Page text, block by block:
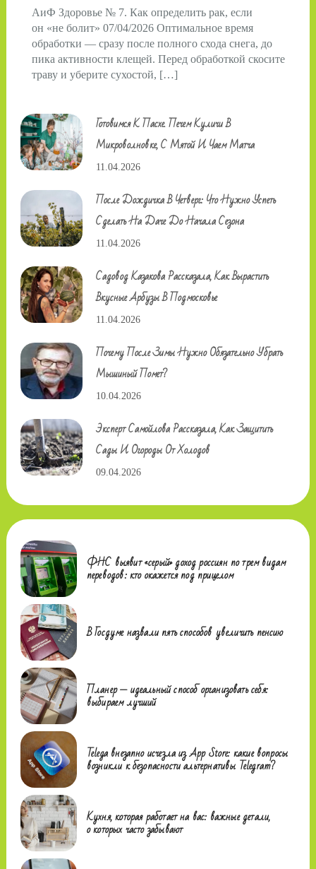
АиФ Здоровье № 7. Как определить рак, если
он «не болит» 07/04/2026 Оптимальное время
обработки — сразу после полного схода снега, до
пика активности клещей. Перед обработкой скосите
траву и уберите сухостой, […]
Готовимся К Пасхе. Печем Куличи В
Микроволновке, С Мятой И Чаем Матча
11.04.2026
После Дождичка В Четверг: Что Нужно Успеть
Сделать На Даче До Начала Сезона
11.04.2026
Садовод Казакова Рассказала, Как Вырастить
Вкусные Арбузы В Подмосковье
11.04.2026
Почему После Зимы Нужно Обязательно Убрать
Мышиный Помет?
10.04.2026
Эксперт Самойлова Рассказала, Как Защитить
Сады И Огороды От Холодов
09.04.2026
ФНС выявит «серый» доход россиян по трем видам
переводов: кто окажется под прицелом
В Госдуме назвали пять способов увеличить пенсию
Планер — идеальный способ организовать себя:
выбираем лучший
Telega внезапно исчезла из App Store: какие вопросы
возникли к безопасности альтернативы Telegram?
Кухня, которая работает на вас: важные детали,
о которых часто забывают